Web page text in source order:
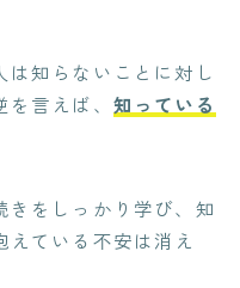
は知らないことに対し
言えば、 知っている
きをしっかり学び、知
えている不安は消え